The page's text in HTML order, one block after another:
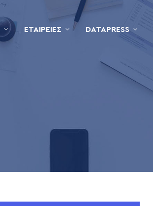
ΕΤΑΙΡΕΊΕΣ DATAPRESS